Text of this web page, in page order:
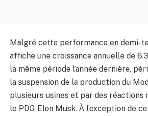
Malgré cette performance en demi-
affiche une croissance annuelle de
la même période l’année dernière,
la suspension de la production du
plusieurs usines et par des réactions
le PDG Elon Musk. À l’exception de